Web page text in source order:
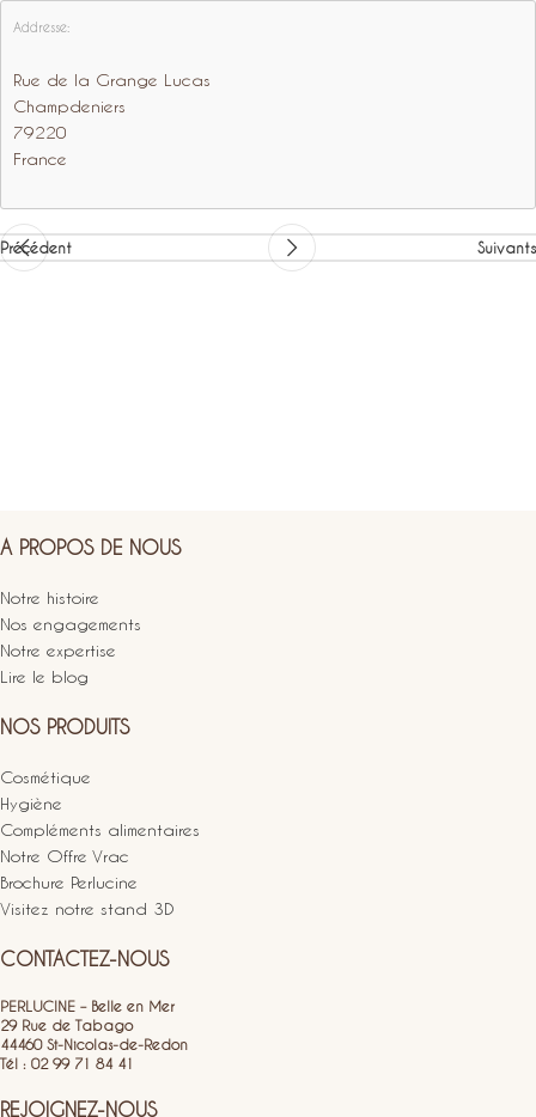
Addresse:
Rue de la Grange Lucas
Champdeniers
79220
France
Précédent Suivants
A PROPOS DE NOUS
Notre histoire
Nos engagements
Notre expertise
Lire le blog
NOS PRODUITS
Cosmétique
Hygiène
Compléments alimentaires
Notre Offre Vrac
Brochure Perlucine
Visitez notre stand 3D
CONTACTEZ-NOUS
PERLUCINE – Belle en Mer
29 Rue de Tabago
44460 St-Nicolas-de-Redon
Tél : 02 99 71 84 41
REJOIGNEZ-NOUS